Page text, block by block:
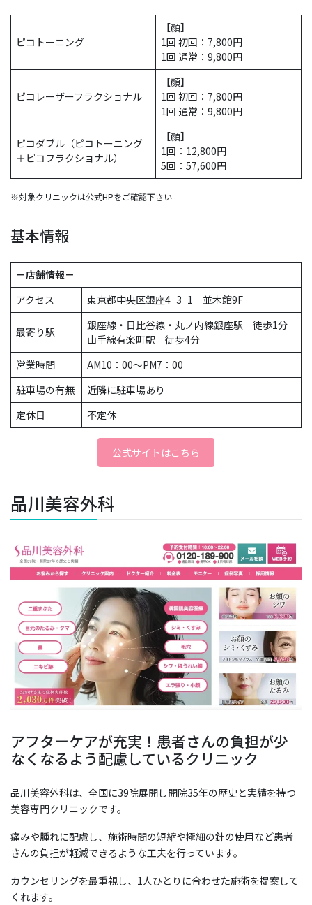
ピコトーニング
【顔】
1回 初回：7,800円
1回 通常：9,800円
ピコレーザーフラクショナル
【顔】
1回 初回：7,800円
1回 通常：9,800円
ピコダブル（ピコトーニング
＋ピコフラクショナル）
【顔】
1回：12,800円
5回：57,600円
※対象クリニックは公式HPをご確認下さい
基本情報
－店舗情報－
アクセス
東京都中央区銀座4−3−1 並木館9F
最寄り駅
銀座線・日比谷線・丸ノ内線銀座駅 徒歩1分
山手線有楽町駅 徒歩4分
営業時間
AM10：00〜PM7：00
駐車場の有無
近隣に駐車場あり
定休日
不定休
公式サイトはこちら
品川美容外科
アフターケアが充実！患者さんの負担が少
なくなるよう配慮しているクリニック
品川美容外科は、全国に39院展開し開院35年の歴史と実績を持つ
美容専門クリニックです。
痛みや腫れに配慮し、施術時間の短縮や極細の針の使用など患者
さんの負担が軽減できるような工夫を行っています。
カウンセリングを最重視し、1人ひとりに合わせた施術を提案して
くれます。